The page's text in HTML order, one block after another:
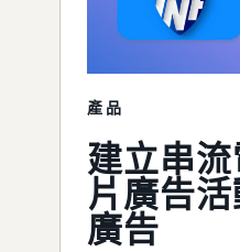
產品
建立串
片廣告
廣告